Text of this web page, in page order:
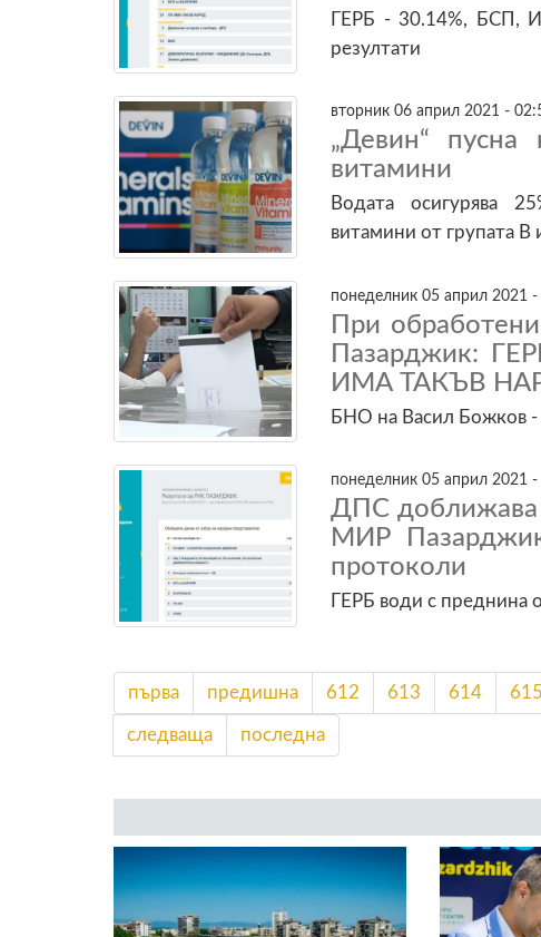
ГЕРБ - 30.14%, БСП,
резултати
вторник 06 април 2021 -
„Девин“
витамини
Водата осигурява
витамини от групата В
понеделник 05 април 2021
При
Пазарджик:
ИМА ТАКЪВ
БНО на Васил
понеделник 05 април 2021
ДПС
МИР
протоколи
ГЕРБ води с преднина
първа предишна 612 613 614 615
следваща последна